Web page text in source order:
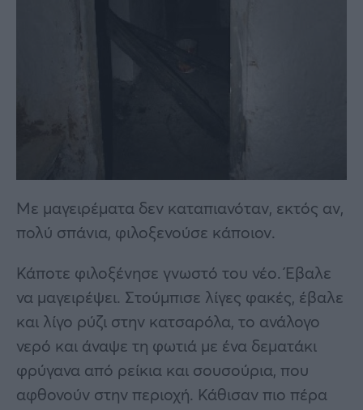
Με μαγειρέματα δεν καταπιανόταν, εκτός αν,
πολύ σπάνια, φιλοξενούσε κάποιον.
Κάποτε φιλοξένησε γνωστό του νέο. Έβαλε
να μαγειρέψει. Στούμπισε λίγες φακές, έβαλε
και λίγο ρύζι στην κατσαρόλα, το ανάλογο
νερό και άναψε τη φωτιά με ένα δεματάκι
φρύγανα από ρείκια και σουσούρια, που
αφθονούν στην περιοχή. Κάθισαν πιο πέρα